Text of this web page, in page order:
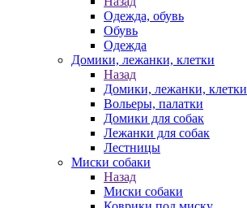
Одежда, обувь
Обувь
Одежда
Домики, лежанки, клетки
Назад
Домики, лежанки, клетки
Вольеры, палатки
Домики для собак
Лежанки для собак
Лестницы
Миски собаки
Назад
Миски собаки